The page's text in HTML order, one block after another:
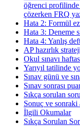
öğrenci profilinde
çözerken FRQ
Hata 2: Formül
Hata 3: Deneme
Hata 4: Yanlış
AP hazırlık
Okul sınavı
Yarıyıl tatilinde
Sınav günü ve
Sınav sonrası
Sıkça sorulan
Sonuç ve sonraki
İlgili Okumalar
Sıkça Sorulan